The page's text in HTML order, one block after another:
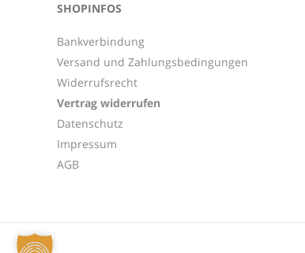
SHOPINFOS
Bankverbindung
Versand und Zahlungsbedingungen
Widerrufsrecht
Vertrag widerrufen
Datenschutz
Impressum
AGB